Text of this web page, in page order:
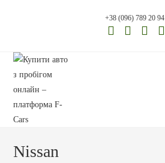
+38 (096) 789 20 94
Nissan